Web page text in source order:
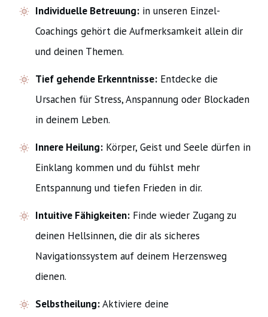
Individuelle Betreuung: in unseren Einzel-
Coachings gehört die Aufmerksamkeit allein dir
und deinen Themen.
Tief gehende Erkenntnisse: Entdecke die
Ursachen für Stress, Anspannung oder Blockaden
in deinem Leben.
Innere Heilung: Körper, Geist und Seele dürfen in
Einklang kommen und du fühlst mehr
Entspannung und tiefen Frieden in dir.
Intuitive Fähigkeiten: Finde wieder Zugang zu
deinen Hellsinnen, die dir als sicheres
Navigationssystem auf deinem Herzensweg
dienen.
Selbstheilung:Aktiviere deine